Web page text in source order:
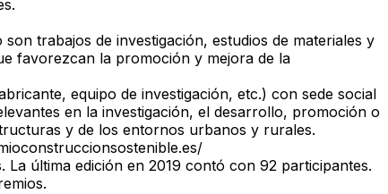
trabajos de investigación, estudios de materiales y
favorezcan la promoción y mejora de la
equipo de investigación, etc.) con sede social
en la investigación, el desarrollo, promoción o
y de los entornos urbanos y rurales.
última edición en 2019 contó con 92 participantes.